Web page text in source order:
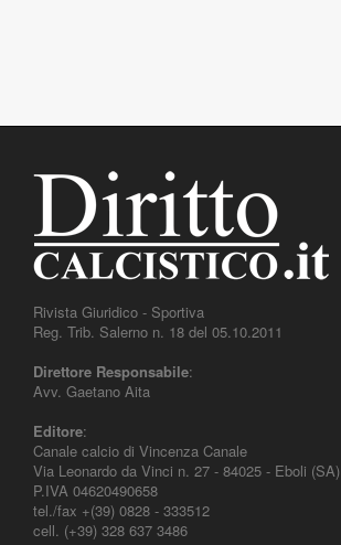
Rivista Giuridico - Sportiva
Reg. Trib. Salerno n. 18 del 05.10.2011
Direttore Responsabile:
Avv. Gaetano Aita
Editore:
Canale calcio di Vincenza Canale
Via Leonardo da Vinci n. 27 - 84025 - Eboli (SA)
P.IVA 04620490658
tel./fax +(39) 0828 - 333512
cell. (+39) 328 637 3486